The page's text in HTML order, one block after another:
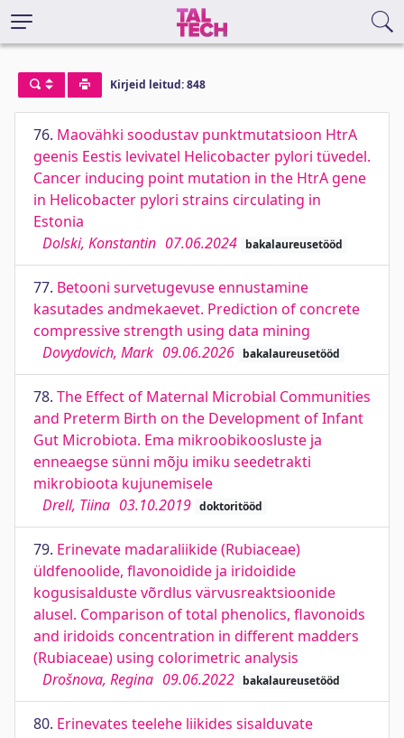
Kirjeid leitud: 848
76. Maovähki soodustav punktmutatsioon HtrA
geenis Eestis levivatel Helicobacter pylori tüvedel.
Cancer inducing point mutation in the HtrA gene
in Helicobacter pylori strains circulating in
Estonia
Dolski, Konstantin 07.06.2024 bakalaureusetööd
77. Betooni survetugevuse ennustamine
kasutades andmekaevet. Prediction of concrete
compressive strength using data mining
Dovydovich, Mark 09.06.2026 bakalaureusetööd
78. The Effect of Maternal Microbial Communities
and Preterm Birth on the Development of Infant
Gut Microbiota. Ema mikroobikoosluste ja
enneaegse sünni mõju imiku seedetrakti
mikrobioota kujunemisele
Drell, Tiina 03.10.2019 doktoritööd
79. Erinevate madaraliikide (Rubiaceae)
üldfenoolide, flavonoidide ja iridoidide
kogusisalduste võrdlus värvusreaktsioonide
alusel. Comparison of total phenolics, flavonoids
and iridoids concentration in different madders
(Rubiaceae) using colorimetric analysis
Drošnova, Regina 09.06.2022 bakalaureusetööd
80. Erinevates teelehe liikides sisalduvate